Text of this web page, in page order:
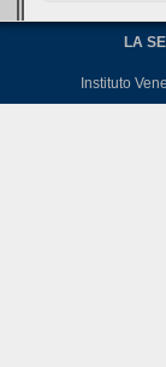
LA
Instituto